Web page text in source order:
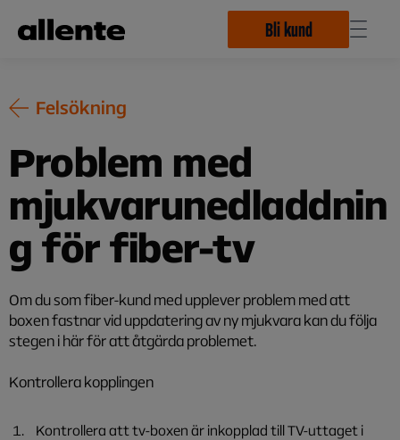
Bli kund
Felsökning
Problem med
mjukvarunedladdnin
g för fiber-tv
Om du som fiber-kund med upplever problem med att
boxen fastnar vid uppdatering av ny mjukvara kan du följa
stegen i här för att åtgärda problemet.
Kontrollera kopplingen
Kontrollera att tv-boxen är inkopplad till TV-uttaget i